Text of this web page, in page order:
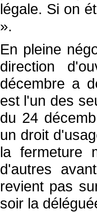
légale. Si on
».
En pleine
direction
décembre a
est l'un des
du 24
un droit
la fermeture
d'autres
revient pas
soir la